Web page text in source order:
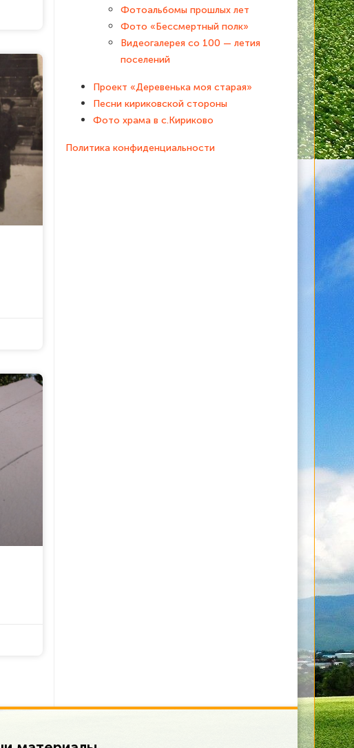
Фотоальбомы прошлых лет
Фото «Бессмертный полк»
Видеогалерея со 100 — летия
поселений
Проект «Деревенька моя старая»
Песни кириковской стороны
Фото храма в с.Кириково
Политика конфиденциальности